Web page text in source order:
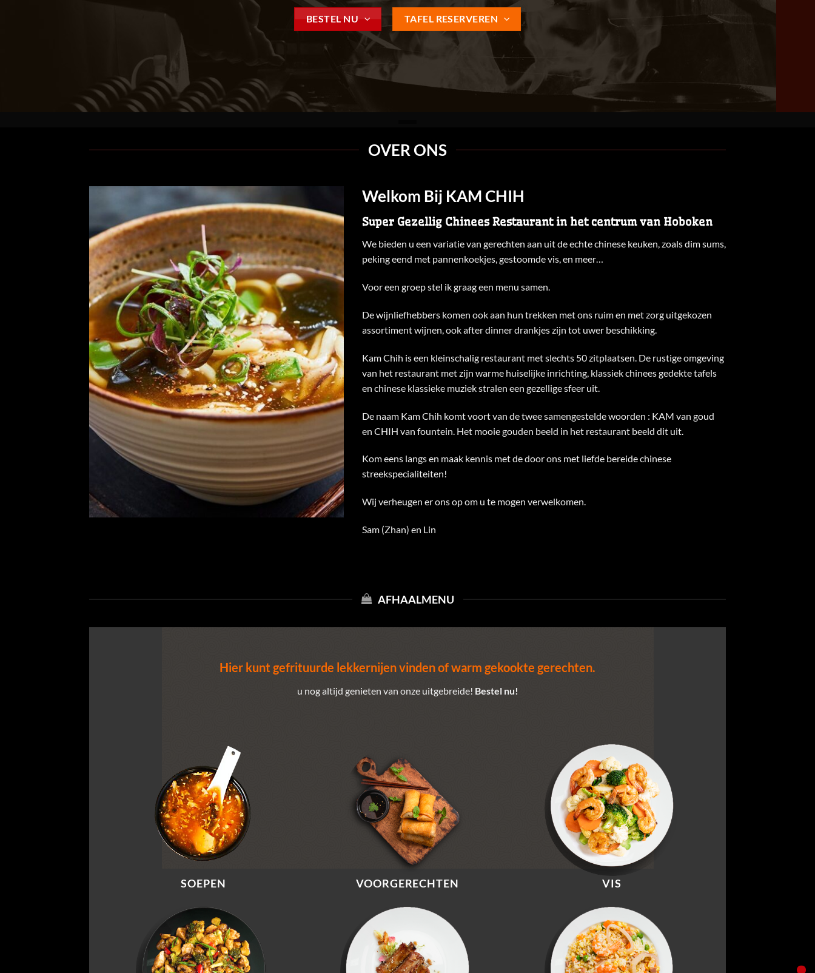
BESTEL NU TAFEL RESERVEREN
OVER ONS
Welkom Bij KAM CHIH
Super Gezellig Chinees Restaurant in het centrum van Hoboken
We bieden u een variatie van gerechten aan uit de echte chinese keuken, zoals dim sums,
peking eend met pannenkoekjes, gestoomde vis, en meer…
Voor een groep stel ik graag een menu samen.
De wijnliefhebbers komen ook aan hun trekken met ons ruim en met zorg uitgekozen
assortiment wijnen, ook after dinner drankjes zijn tot uwer beschikking.
Kam Chih is een kleinschalig restaurant met slechts 50 zitplaatsen. De rustige omgeving
van het restaurant met zijn warme huiselijke inrichting, klassiek chinees gedekte tafels
en chinese klassieke muziek stralen een gezellige sfeer uit.
De naam Kam Chih komt voort van de twee samengestelde woorden : KAM van goud
en CHIH van fountein. Het mooie gouden beeld in het restaurant beeld dit uit.
Kom eens langs en maak kennis met de door ons met liefde bereide chinese
streekspecialiteiten!
Wij verheugen er ons op om u te mogen verwelkomen.
Sam (Zhan) en Lin
AFHAALMENU
Hier kunt gefrituurde lekkernijen vinden of warm gekookte gerechten.
u nog altijd genieten van onze uitgebreide! Bestel nu!
SOEPEN VOORGERECHTEN VIS